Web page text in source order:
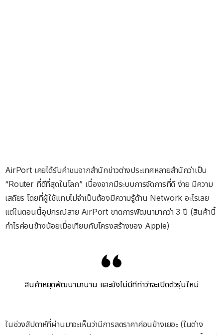
AirPort เคยได้รับคำชมจากสำนักข่าวต่างประเทศหลายสำนักว่าเป็น
“Router ที่ดีที่สุดในโลก” เนื่องจากมีระบบการจัดการที่ดี ง่าย มีความ
เสถียร โดยที่ผู้ใช้แทบไม่จำเป็นต้องมีความรู้ด้าน Network อะไรเลย
แต่ในตอนนี้อุปกรณ์สาย AirPort ขาดการพัฒนามากว่า 3 ปี (สินค้านี้
กำไรค่อนข้างน้อยเมื่อเทียบกับโครงสร้างของ Apple)
สินค้าหยุดพัฒนามานาน และยังไม่มีทีท่าว่าจะเปิดตัวรุ่นใหม่
ในช่วงสัปดาห์ที่ผ่านมาจะเห็นว่ามีการลดราคาค่อนข้างเยอะ (ในต่าง